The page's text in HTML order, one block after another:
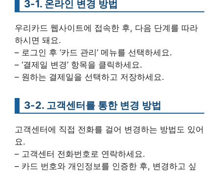
3-1. 온라인 변경 방법
우리카드 웹사이트에 접속한 후, 다음 단계를 따라
하시면 돼요.
– 로그인 후 ‘카드 관리’ 메뉴를 선택하세요.
– ‘결제일 변경’ 항목을 클릭하세요.
– 원하는 결제일을 선택하고 저장하세요.
3-2. 고객센터를 통한 변경 방법
고객센터에 직접 전화를 걸어 변경하는 방법도 있어
요.
– 고객센터 전화번호로 연락하세요.
– 카드 번호와 개인정보를 인증한 후, 변경하고 싶